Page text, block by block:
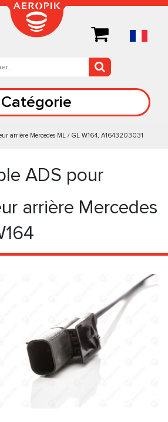
Catégorie
arrière Mercedes ML / GL W164, A1643203031
ADS pour
arrière Mercedes